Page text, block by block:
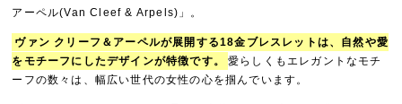
アーペル(Van Cleef & Arpels)」。
ヴァン クリーフ＆アーペルが展開する18金ブレスレットは、自然や愛
をモチーフにしたデザインが特徴です。
愛らしくもエレガントなモチ
ーフの数々は、幅広い世代の女性の心を掴んでいます。